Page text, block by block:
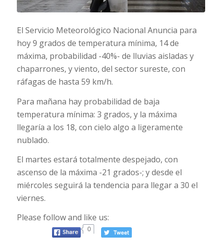
El Servicio Meteorológico Nacional Anuncia para
hoy 9 grados de temperatura mínima, 14 de
máxima, probabilidad -40%- de lluvias aisladas y
chaparrones, y viento, del sector sureste, con
ráfagas de hasta 59 km/h.
Para mañana hay probabilidad de baja
temperatura mínima: 3 grados, y la máxima
llegaría a los 18, con cielo algo a ligeramente
nublado.
El martes estará totalmente despejado, con
ascenso de la máxima -21 grados-; y desde el
miércoles seguirá la tendencia para llegar a 30 el
viernes.
Please follow and like us:
0